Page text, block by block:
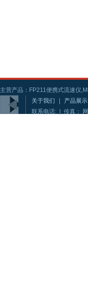
主营产品：FP211便携式流速仪
关于我们
产品展示
联系电话: | 传真：